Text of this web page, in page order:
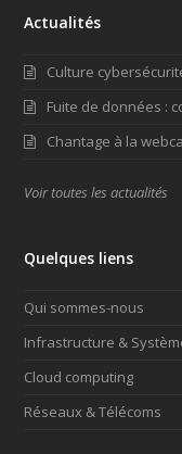
Actualités
Culture
Fuite de données :
Chantage à la
Voir toutes les actualités
Quelques liens
Qui sommes-nous
Infrastructure &
Cloud computing
Réseaux & Télécoms